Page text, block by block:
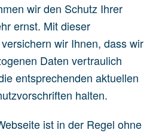
wir den Schutz Ihrer
ernst. Mit dieser
wir Ihnen, dass wir
Daten vertraulich
entsprechenden aktuellen
halten.
ist in der Regel ohne